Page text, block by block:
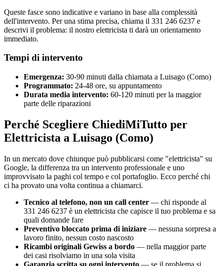
Queste fasce sono indicative e variano in base alla complessità
dell'intervento. Per una stima precisa, chiama il 331 246 6237 e
descrivi il problema: il nostro elettricista ti darà un orientamento
immediato.
Tempi di intervento
Emergenza: 30-90 minuti dalla chiamata a Luisago (Como)
Programmato: 24-48 ore, su appuntamento
Durata media intervento: 60-120 minuti per la maggior
parte delle riparazioni
Perché Scegliere ChiediMiTutto per
Elettricista a Luisago (Como)
In un mercato dove chiunque può pubblicarsi come "elettricista" su
Google, la differenza tra un intervento professionale e uno
improvvisato la paghi col tempo e col portafoglio. Ecco perché chi
ci ha provato una volta continua a chiamarci.
Tecnico al telefono, non un call center — chi risponde al
331 246 6237 è un elettricista che capisce il tuo problema e sa
quali domande fare
Preventivo bloccato prima di iniziare — nessuna sorpresa a
lavoro finito, nessun costo nascosto
Ricambi originali Gewiss a bordo — nella maggior parte
dei casi risolviamo in una sola visita
Garanzia scritta su ogni intervento — se il problema si